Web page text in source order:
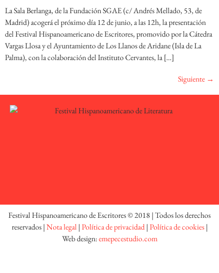
La Sala Berlanga, de la Fundación SGAE (c/ Andrés Mellado, 53, de
Madrid) acogerá el próximo día 12 de junio, a las 12h, la presentación
del Festival Hispanoamericano de Escritores, promovido por la Cátedra
Vargas Llosa y el Ayuntamiento de Los Llanos de Aridane (Isla de La
Palma), con la colaboración del Instituto Cervantes, la […]
Siguiente →
Festival Hispanoamericano de Escritores © 2018 | Todos los derechos
reservados |Nota legal|Política de privacidad|Política de cookies|
Web design:emepecestudio.com